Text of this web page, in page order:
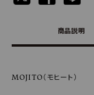
商品説明
MOJITO（モヒート）